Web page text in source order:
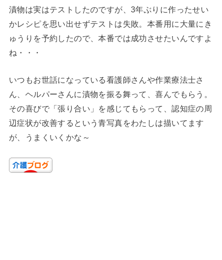
漬物は実はテストしたのですが、3年ぶりに作ったせい
かレシピを思い出せずテストは失敗。本番用に大量にき
ゅうりを予約したので、本番では成功させたいんですよ
ね・・・
いつもお世話になっている看護師さんや作業療法士さ
ん、ヘルパーさんに漬物を振る舞って、喜んでもらう。
その喜びで「張り合い」を感じてもらって、認知症の周
辺症状が改善するという青写真をわたしは描いてます
が、うまくいくかな～